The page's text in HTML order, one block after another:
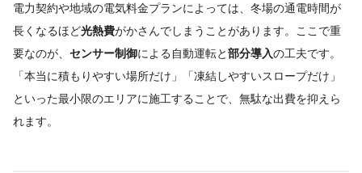
電力契約や地域の電気料金プランによっては、冬場の通電時間が
長くなるほど光熱費がかさんでしまうことがあります。ここで重
要なのが、 センサー制御による自動運転と部分導入の工夫です。
「本当に積もりやすい場所だけ」「凍結しやすいスロープだけ」
といった最小限のエリアに施工することで、無駄な出費を抑えら
れます。